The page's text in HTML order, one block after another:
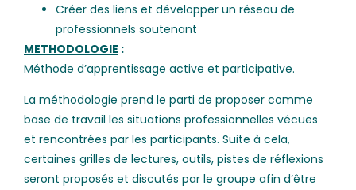
Créer des liens et développer un réseau de
professionnels soutenant
METHODOLOGIE :
Méthode d’apprentissage active et participative.
La méthodologie prend le parti de proposer comme
base de travail les situations professionnelles vécues
et rencontrées par les participants. Suite à cela,
certaines grilles de lectures, outils, pistes de réflexions
seront proposés et discutés par le groupe afin d’être